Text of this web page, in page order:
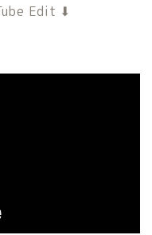
Edit ⬇︎